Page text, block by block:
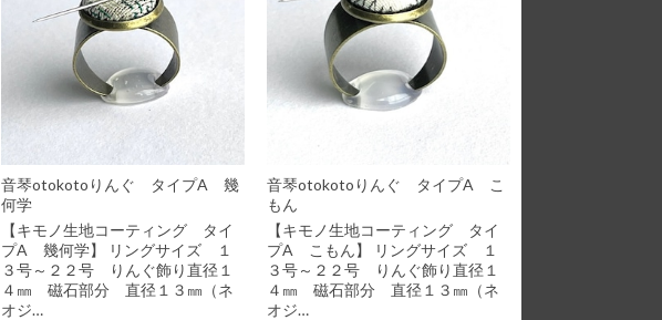
音琴otokotoりんぐ タイプA 幾
何学
【キモノ生地コーティング タイ
プA 幾何学】 リングサイズ １
３号～２２号 りんぐ飾り直径１
４㎜ 磁石部分 直径１３㎜（ネ
オジ…
音琴otokotoりんぐ タイプA こ
もん
【キモノ生地コーティング タイ
プA こもん】 リングサイズ １
３号～２２号 りんぐ飾り直径１
４㎜ 磁石部分 直径１３㎜（ネ
オジ…